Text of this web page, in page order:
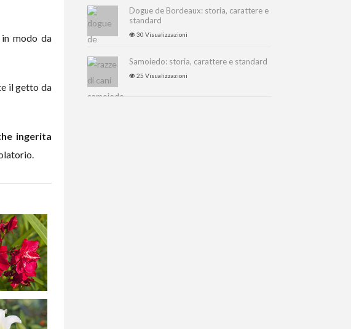
modo da
il getto da
ingerita
Dogue de Bordeaux: storia, carattere e
standard
30 Visualizzazioni
Samoiedo: storia, carattere e standard
25 Visualizzazioni